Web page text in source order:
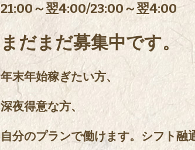
21:00～翌4:00/23:00～翌4:00
まだまだ募集中です。
年末年始稼ぎたい方、
深夜得意な方、
自分のプランで働けます。シフト融